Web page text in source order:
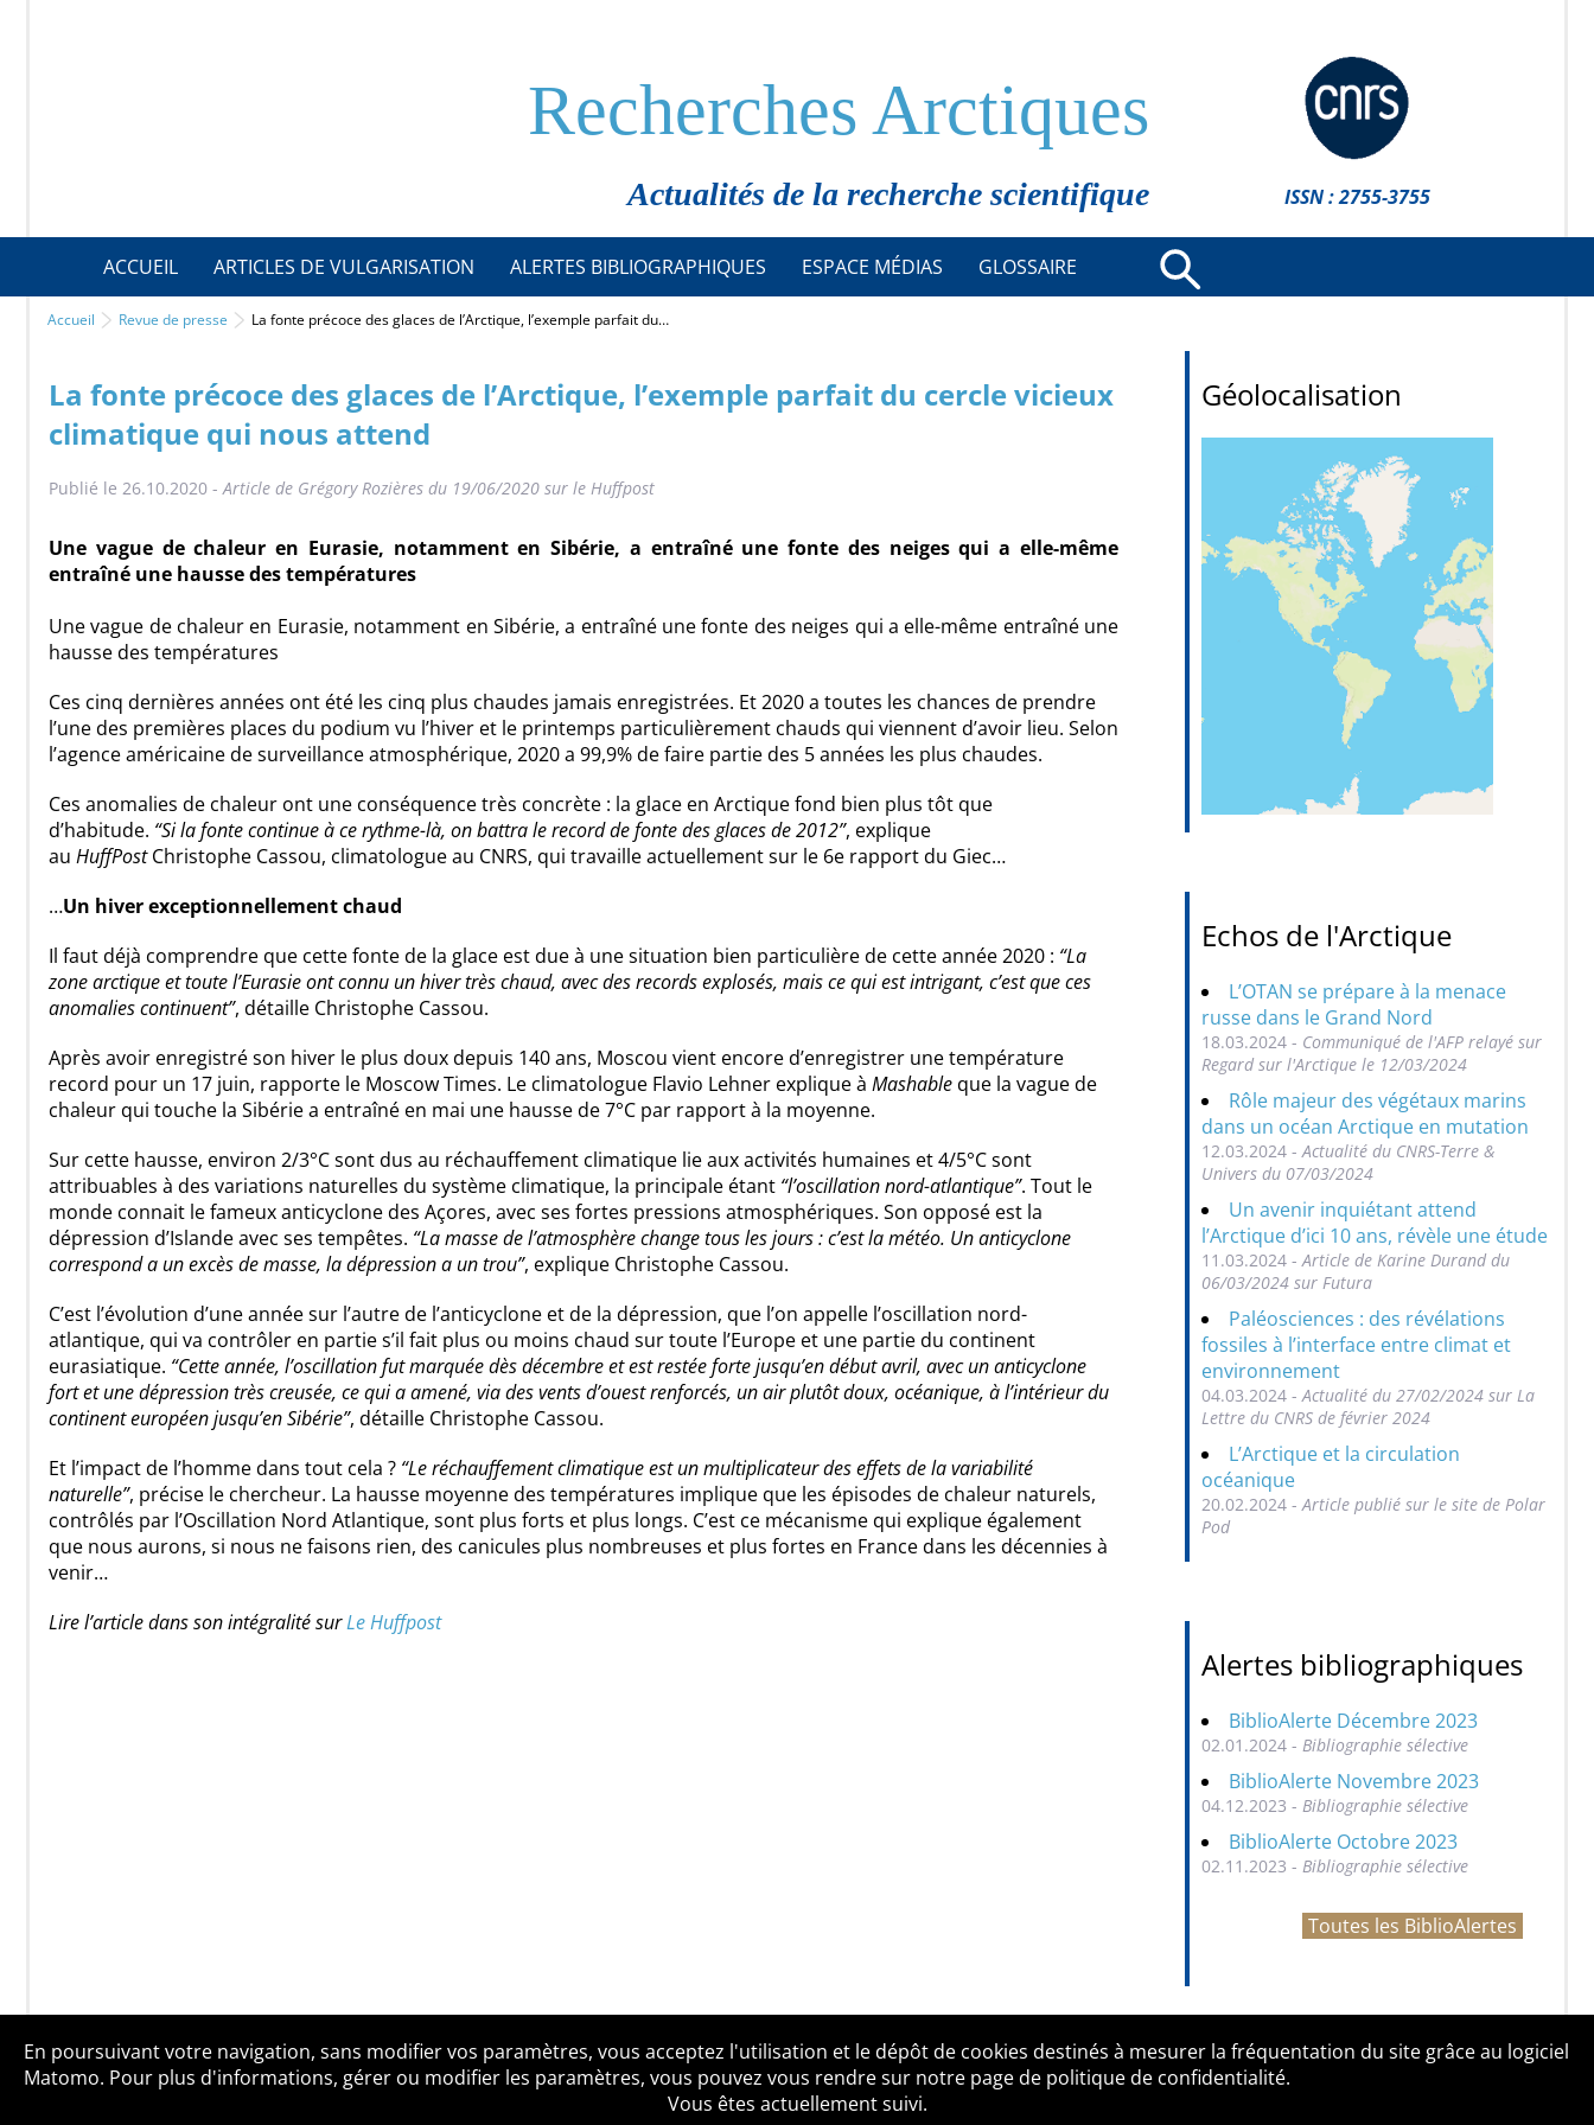
Recherches Arctiques
Actualités de la recherche scientifique ISSN : 2755-3755
ACCUEIL ARTICLES DE VULGARISATION ALERTES BIBLIOGRAPHIQUES ESPACE MÉDIAS GLOSSAIRE
Accueil Revue de presse La fonte précoce des glaces de l’Arctique, l’exemple parfait du…
La fonte précoce des glaces de l’Arctique, l’exemple parfait du cercle vicieux
climatique qui nous attend
Publié le 26.10.2020 -Article de Grégory Rozières du 19/06/2020 sur le Huffpost
Une vague de chaleur en Eurasie, notamment en Sibérie, a entraîné une fonte des neiges qui a elle-même
entraîné une hausse des températures
Une vague de chaleur en Eurasie, notamment en Sibérie, a entraîné une fonte des neiges qui a elle-même entraîné une
hausse des températures
Ces cinq dernières années ont été les cinq plus chaudes jamais enregistrées. Et 2020 a toutes les chances de prendre
l’une des premières places du podium vu l’hiver et le printemps particulièrement chauds qui viennent d’avoir lieu. Selon
l’agence américaine de surveillance atmosphérique, 2020 a 99,9% de faire partie des 5 années les plus chaudes.
Ces anomalies de chaleur ont une conséquence très concrète : la glace en Arctique fond bien plus tôt que
d’habitude. “Si la fonte continue à ce rythme-là, on battra le record de fonte des glaces de 2012”, explique
au HuffPostChristophe Cassou, climatologue au CNRS, qui travaille actuellement sur le 6e rapport du Giec…
…Un hiver exceptionnellement chaud
Il faut déjà comprendre que cette fonte de la glace est due à une situation bien particulière de cette année 2020 : “La
zone arctique et toute l’Eurasie ont connu un hiver très chaud, avec des records explosés, mais ce qui est intrigant, c’est que ces
anomalies continuent”, détaille Christophe Cassou.
Après avoir enregistré son hiver le plus doux depuis 140 ans, Moscou vient encore d’enregistrer une température
record pour un 17 juin, rapporte le Moscow Times. Le climatologue Flavio Lehner explique à Mashable que la vague de
chaleur qui touche la Sibérie a entraîné en mai une hausse de 7°C par rapport à la moyenne.
Sur cette hausse, environ 2/3°C sont dus au réchauffement climatique lie aux activités humaines et 4/5°C sont
attribuables à des variations naturelles du système climatique, la principale étant “l’oscillation nord-atlantique”. Tout le
monde connait le fameux anticyclone des Açores, avec ses fortes pressions atmosphériques. Son opposé est la
dépression d’Islande avec ses tempêtes. “La masse de l’atmosphère change tous les jours : c’est la météo. Un anticyclone
correspond a un excès de masse, la dépression a un trou”, explique Christophe Cassou.
C’est l’évolution d’une année sur l’autre de l’anticyclone et de la dépression, que l’on appelle l’oscillation nord-
atlantique, qui va contrôler en partie s’il fait plus ou moins chaud sur toute l’Europe et une partie du continent
eurasiatique. “Cette année, l’oscillation fut marquée dès décembre et est restée forte jusqu’en début avril, avec un anticyclone
fort et une dépression très creusée, ce qui a amené, via des vents d’ouest renforcés, un air plutôt doux, océanique, à l’intérieur du
continent européen jusqu’en Sibérie”, détaille Christophe Cassou.
Et l’impact de l’homme dans tout cela ? “Le réchauffement climatique est un multiplicateur des effets de la variabilité
naturelle”, précise le chercheur. La hausse moyenne des températures implique que les épisodes de chaleur naturels,
contrôlés par l’Oscillation Nord Atlantique, sont plus forts et plus longs. C’est ce mécanisme qui explique également
que nous aurons, si nous ne faisons rien, des canicules plus nombreuses et plus fortes en France dans les décennies à
venir…
Lire l’article dans son intégralité surLe Huffpost
Géolocalisation
Echos de l'Arctique
L’OTAN se prépare à la menace
russe dans le Grand Nord
18.03.2024 - Communiqué de l'AFP relayé sur
Regard sur l'Arctique le 12/03/2024
Rôle majeur des végétaux marins
dans un océan Arctique en mutation
12.03.2024 - Actualité du CNRS-Terre &
Univers du 07/03/2024
Un avenir inquiétant attend
l’Arctique d’ici 10 ans, révèle une étude
11.03.2024 - Article de Karine Durand du
06/03/2024 sur Futura
Paléosciences : des révélations
fossiles à l’interface entre climat et
environnement
04.03.2024 - Actualité du 27/02/2024 sur La
Lettre du CNRS de février 2024
L’Arctique et la circulation
océanique
20.02.2024 - Article publié sur le site de Polar
Pod
Alertes bibliographiques
BiblioAlerte Décembre 2023
02.01.2024 - Bibliographie sélective
BiblioAlerte Novembre 2023
04.12.2023 - Bibliographie sélective
BiblioAlerte Octobre 2023
02.11.2023 - Bibliographie sélective
Toutes les BiblioAlertes
Qui sommes-nous ? Mentions légales Accessibilité Politique de confidentialité Contact
En poursuivant votre navigation, sans modifier vos paramètres, vous acceptez l'utilisation et le dépôt de cookies destinés à mesurer la fréquentation du site grâce au logiciel
Matomo. Pour plus d'informations, gérer ou modifier les paramètres, vous pouvez vous rendre sur notre page de politique de confidentialité.
Vous êtes actuellement suivi.